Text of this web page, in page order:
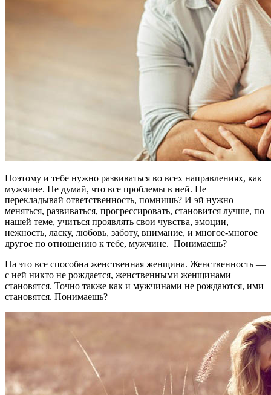
Поэтому и тебе нужно развиваться во всех направлениях, как
мужчине. Не думай, что все проблемы в ней. Не
перекладывай ответственность, помнишь? И эй нужно
меняться, развиваться, прогрессировать, становится лучше, по
нашей теме, учиться проявлять свои чувства, эмоции,
нежность, ласку, любовь, заботу, внимание, и многое-многое
другое по отношению к тебе, мужчине. Понимаешь?
На это все способна женственная женщина. Женственность —
с ней никто не рождается, женственными женщинами
становятся. Точно также как и мужчинами не рождаются, ими
становятся. Понимаешь?